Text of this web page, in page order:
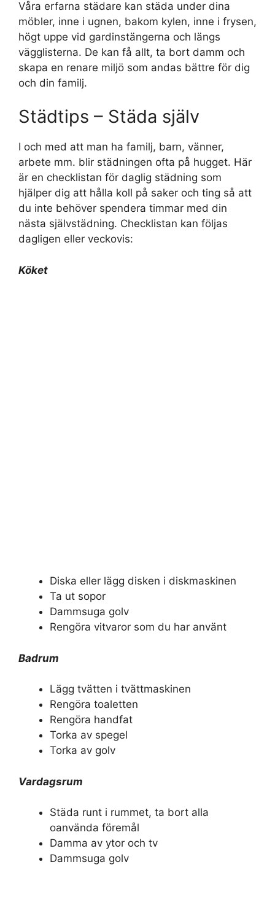
Våra erfarna städare kan städa under dina
möbler, inne i ugnen, bakom kylen, inne i frysen,
högt uppe vid gardinstängerna och längs
vägglisterna. De kan få allt, ta bort damm och
skapa en renare miljö som andas bättre för dig
och din familj.
Städtips – Städa själv
I och med att man ha familj, barn, vänner,
arbete mm. blir städningen ofta på hugget. Här
är en checklistan för daglig städning som
hjälper dig att hålla koll på saker och ting så att
du inte behöver spendera timmar med din
nästa självstädning. Checklistan kan följas
dagligen eller veckovis:
Köket
Diska eller lägg disken i diskmaskinen
Ta ut sopor
Dammsuga golv
Rengöra vitvaror som du har använt
Badrum
Lägg tvätten i tvättmaskinen
Rengöra toaletten
Rengöra handfat
Torka av spegel
Torka av golv
Vardagsrum
Städa runt i rummet, ta bort alla
oanvända föremål
Damma av ytor och tv
Dammsuga golv